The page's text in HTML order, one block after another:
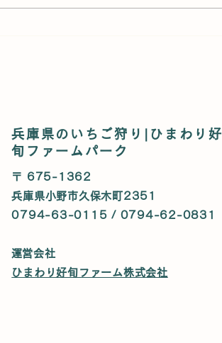
兵庫県のいちご狩り|ひまわり好
旬ファームパーク
〒 675-1362
兵庫県小野市久保木町2351
0794-63-0115 / 0794-62-0831
​運営会社
ひまわり好旬ファーム株式会社